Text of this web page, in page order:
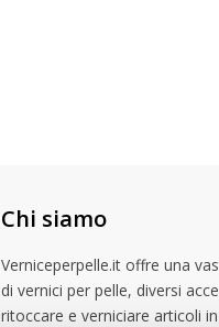
Chi siamo
Verniceperpelle.it offre una
di vernici per pelle, diversi
ritoccare e verniciare articoli